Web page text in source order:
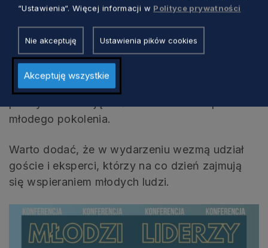
oraz osobami, które na co dzień wspierają
młodych w trudnych momentach. To okazja do
wymiany doświadczeń i uzyskania cennych
wskazówek od tych, którzy mają wiedzę i
młodego pokolenia.
Warto dodać, że w wydarzeniu wezmą udział
goście i eksperci, którzy na co dzień zajmują
się wspieraniem młodych ludzi.
“Ustawienia“. Więcej informacji w Polityce prywatności
Nie akceptuję Ustawienia pików cookies
Akceptuję wszystkie